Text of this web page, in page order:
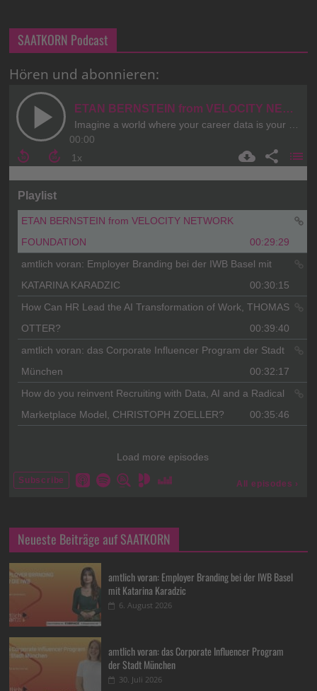
SAATKORN Podcast
Hören und abonnieren:
Neueste Beiträge auf SAATKORN
amtlich voran: Employer Branding bei der IWB Basel
mit Katarina Karadzic
6. August 2026
amtlich voran: das Corporate Influencer Program
der Stadt München
30. Juli 2026